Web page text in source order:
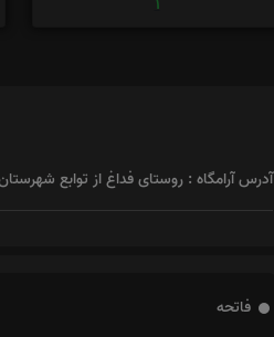
آدرس آرامگاه : روستای فداغ از توابع
فاتحه